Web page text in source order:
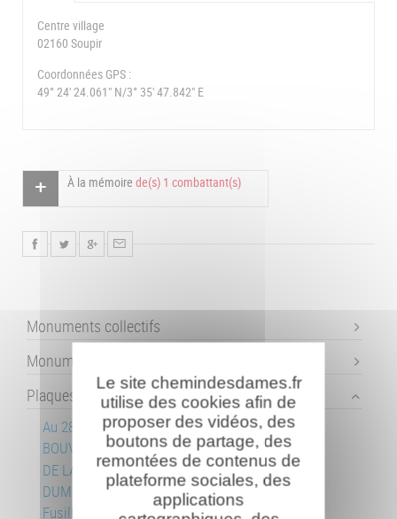
Centre village
02160 Soupir
Coordonnées GPS :
49° 24' 24.061" N/3° 35' 47.842" E
À la mémoire de(s) 1 combattant(s)
Monuments collectifs
Monuments individuels
Plaques commémoratives
Au 283e RI - Ste Berthe
BOUVEROT Emile
DE LARMINAT Paul
DUMONT - PICOT
Fusillés
Le site chemindesdames.fr
utilise des cookies afin de
proposer des vidéos, des
boutons de partage, des
remontées de contenus de
plateforme sociales, des
applications